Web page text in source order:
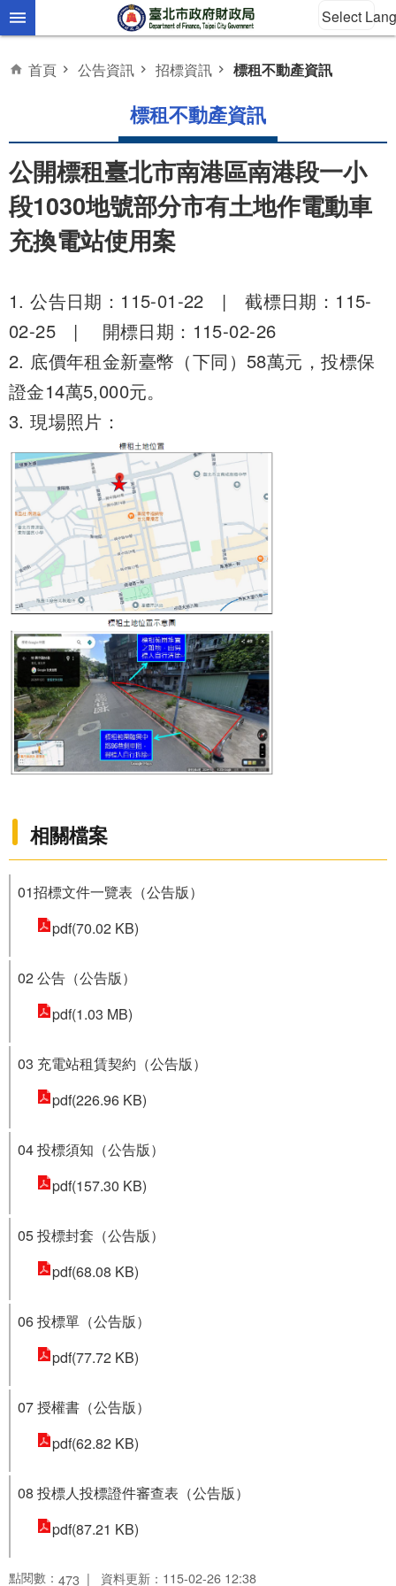
跳到主要內容區塊 Select
首頁 公告資訊 招標資訊 標租不動產資訊
標租不動產資訊
公開標租臺北市南港區南港段一小
段1030地號部分市有土地作電動車
充換電站使用案
1. 公告日期：115-01-22 | 截標日期：115-
02-25 | 開標日期：115-02-26
2. 底價年租金新臺幣（下同）58萬元，投標保
證金14萬5,000元。
3. 現場照片：
相關檔案
01招標文件一覽表（公告版）
pdf(70.02 KB)
02 公告（公告版）
pdf(1.03 MB)
03 充電站租賃契約（公告版）
pdf(226.96 KB)
04 投標須知（公告版）
pdf(157.30 KB)
05 投標封套（公告版）
pdf(68.08 KB)
06 投標單（公告版）
pdf(77.72 KB)
07 授權書（公告版）
pdf(62.82 KB)
08 投標人投標證件審查表（公告版）
pdf(87.21 KB)
點閱數： 473 資料更新：115-02-26 12:38